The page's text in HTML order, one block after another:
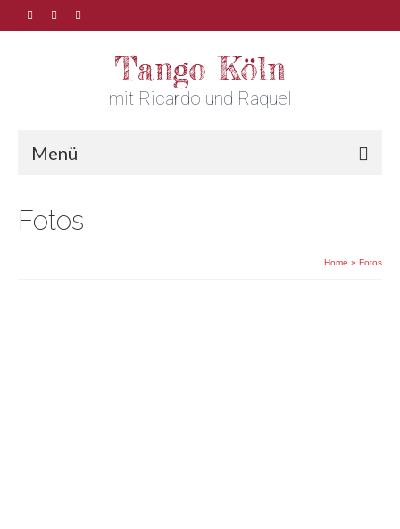
Tango Köln
mit Ricardo und Raquel
Menü
Fotos
Home » Fotos